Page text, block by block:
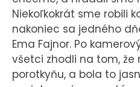
Niekoľkokrát sme robili
nakoniec sa jedného
Ema Fajnor. Po
všetci zhodli na tom, že
porotkyňu, a bola to